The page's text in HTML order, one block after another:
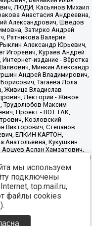
files/reestr-
мы используем
подключены
top.mail.ru,
файлы cookies
).